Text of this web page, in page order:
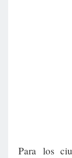
Para los